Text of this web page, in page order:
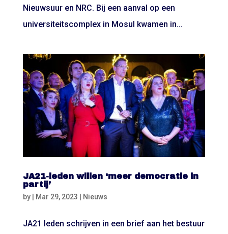
Nieuwsuur en NRC. Bij een aanval op een
universiteitscomplex in Mosul kwamen in...
JA21-leden willen ‘meer democratie in
partij’
by | Mar 29, 2023 | Nieuws
JA21 leden schrijven in een brief aan het bestuur